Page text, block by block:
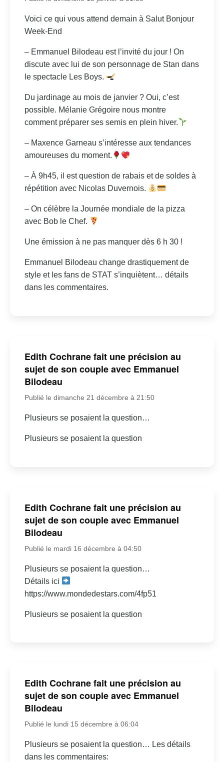
Voici ce qui vous attend demain à Salut Bonjour
Week-End
– Emmanuel Bilodeau est l’invité du jour ! On
discute avec lui de son personnage de Stan dans
le spectacle Les Boys.
Du jardinage au mois de janvier ? Oui, c’est
possible. Mélanie Grégoire nous montre
comment préparer ses semis en plein hiver.
– Maxence Garneau s’intéresse aux tendances
amoureuses du moment.
– À 9h45, il est question de rabais et de soldes à
répétition avec Nicolas Duvernois.
– On célèbre la Journée mondiale de la pizza
avec Bob le Chef.
Une émission à ne pas manquer dès 6 h 30 !
Emmanuel Bilodeau change drastiquement de
style et les fans de STAT s’inquiètent… détails
dans les commentaires.
Edith Cochrane fait une précision au
sujet de son couple avec Emmanuel
Bilodeau
Publié le dimanche 21 décembre à 21:50
Plusieurs se posaient la question…
Plusieurs se posaient la question
Edith Cochrane fait une précision au
sujet de son couple avec Emmanuel
Bilodeau
Publié le mardi 16 décembre à 04:50
Plusieurs se posaient la question…
Détails ici
https://www.mondedestars.com/4fp51
Plusieurs se posaient la question
Edith Cochrane fait une précision au
sujet de son couple avec Emmanuel
Bilodeau
Publié le lundi 15 décembre à 06:04
Plusieurs se posaient la question… Les détails
dans les commentaires: